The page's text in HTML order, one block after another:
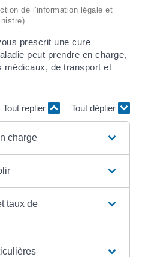
de l'information légale et
prescrit une cure
peut prendre en charge,
de transport et
Tout replier Tout déplier
charge
taux de